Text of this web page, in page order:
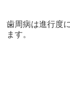
歯周病は進行度
ます。